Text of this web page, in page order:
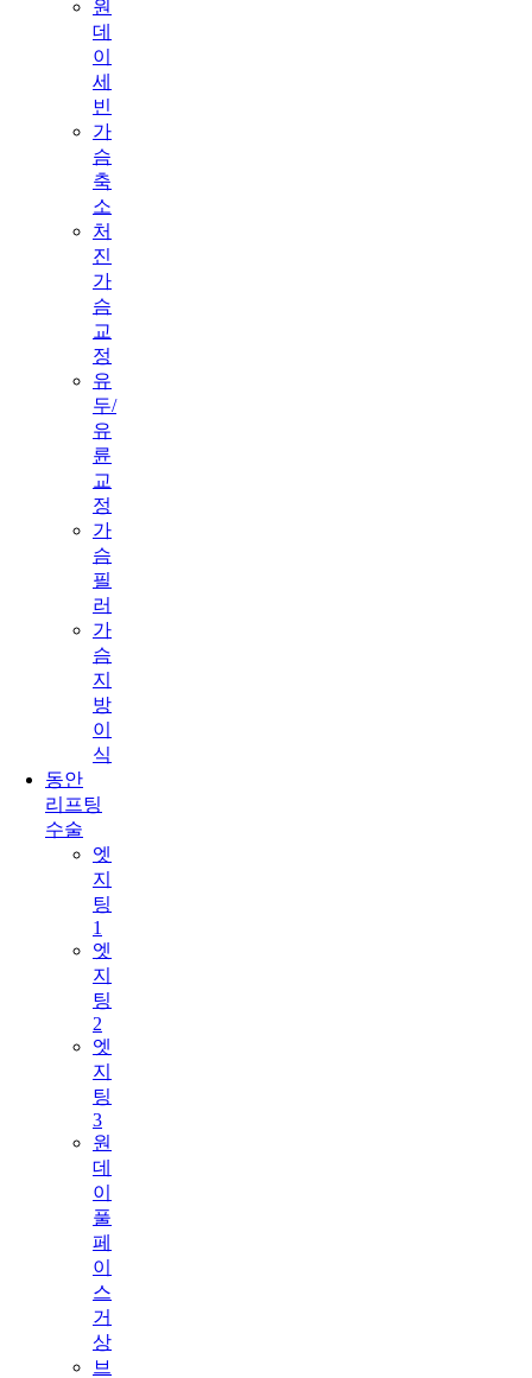
원
데
이
세
빈
가
슴
축
소
처
진
가
슴
교
정
유
두/
유
륜
교
정
가
슴
필
러
가
슴
지
방
이
식
동안
리프팅
수술
엣
지
팅
1
엣
지
팅
2
엣
지
팅
3
원
데
이
풀
페
이
스
거
상
브